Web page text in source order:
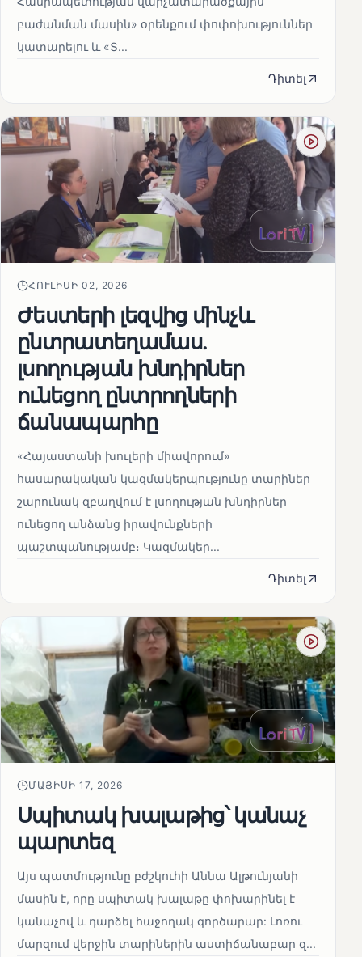
բաժանման մասին» օրենքում փոփոխություններ
կատարելու և «Տ...
Դիտել
ՀՈՒԼԻՍԻ 02, 2026
Ժեստերի լեզվից մինչև
ընտրատեղամաս.
լսողության խնդիրներ
ունեցող ընտրողների
ճանապարհը
«Հայաստանի խուլերի միավորում»
հասարակական կազմակերպությունը տարիներ
շարունակ զբաղվում է լսողության խնդիրներ
ունեցող անձանց իրավունքների
պաշտպանությամբ։ Կազմակեր...
Դիտել
ՄԱՅԻՍԻ 17, 2026
Սպիտակ խալաթից՝ կանաչ
պարտեզ
Այս պատմությունը բժշկուհի Աննա Ալթունյանի
մասին է, որը սպիտակ խալաթը փոխարինել է
կանաչով և դարձել հաջողակ գործարար: Լոռու
մարզում վերջին տարիներին աստիճանաբար զ...